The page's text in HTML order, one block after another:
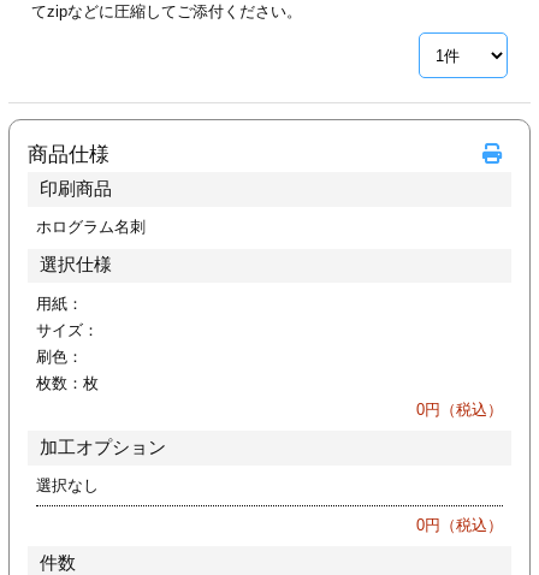
印刷
印刷
リーブ
ー印刷
てzipなどに圧縮してご添付ください。
商品仕様
印刷商品
ホログラム名刺
選択仕様
用紙：
サイズ：
刷色：
枚数： 枚
0円（税込）
加工オプション
選択なし
0円（税込）
件数